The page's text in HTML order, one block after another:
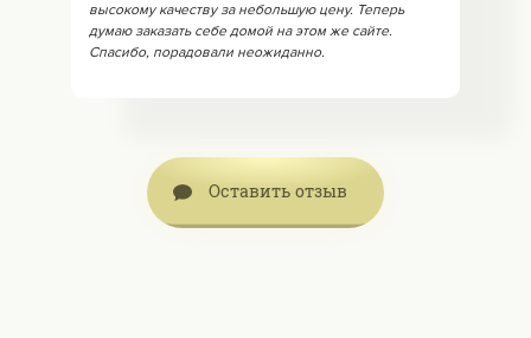
высокому качеству за небольшую цену. Теперь
думаю заказать себе домой на этом же сайте.
Спасибо, порадовали неожиданно.
Оставить отзыв